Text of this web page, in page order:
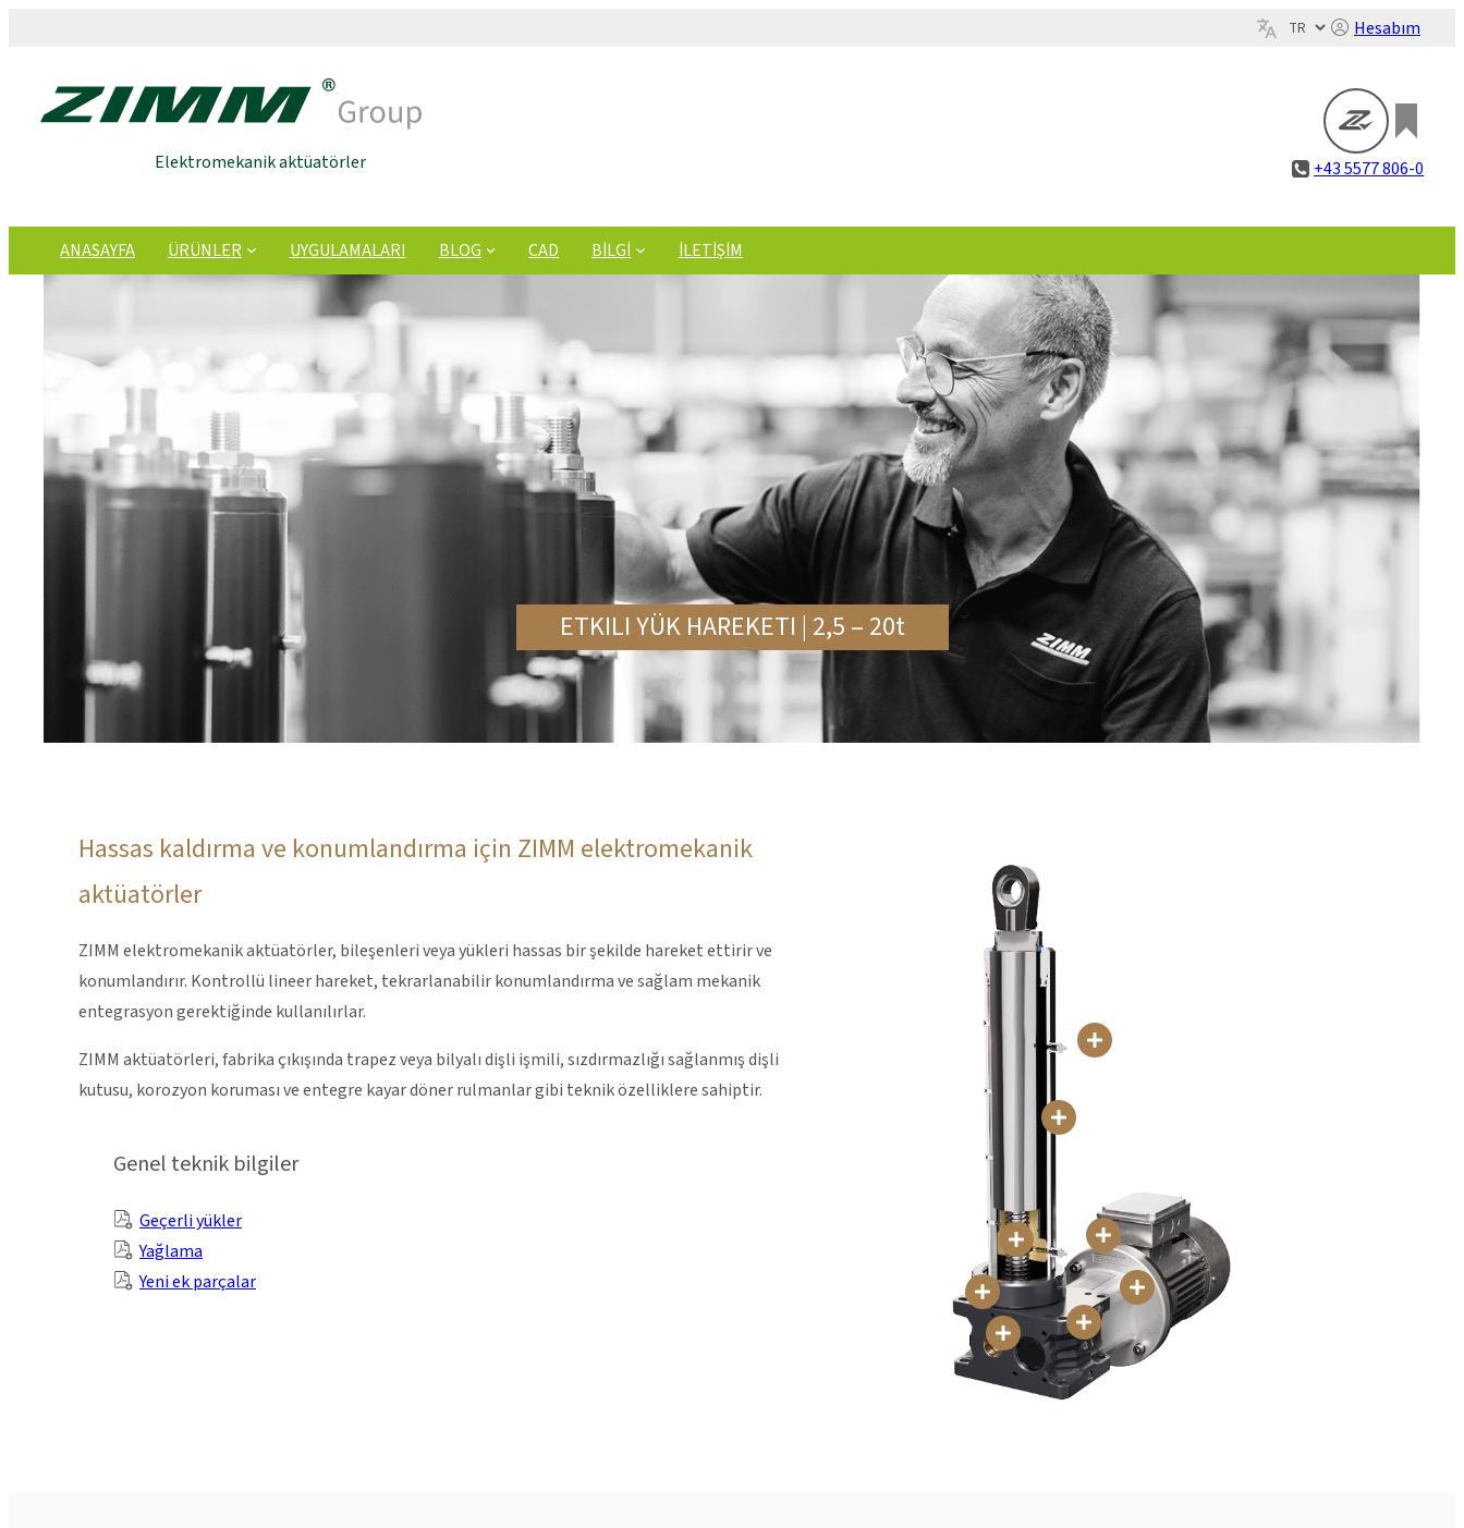
Hesabım
Elektromekanik aktüatörler +43 5577 806-0
ANASAYFA ÜRÜNLER UYGULAMALARI BLOG CAD BILGI İLETIŞIM
ETKILI YÜK HAREKETI | 2,5 – 20t
Hassas kaldırma ve konumlandırma için ZIMM elektromekanik
aktüatörler
ZIMM elektromekanik aktüatörler, bileşenleri veya yükleri hassas bir şekilde hareket ettirir ve
konumlandırır. Kontrollü lineer hareket, tekrarlanabilir konumlandırma ve sağlam mekanik
entegrasyon gerektiğinde kullanılırlar.
ZIMM aktüatörleri, fabrika çıkışında trapez veya bilyalı dişli işmili, sızdırmazlığı sağlanmış dişli
kutusu, korozyon koruması ve entegre kayar döner rulmanlar gibi teknik özelliklere sahiptir.
Genel teknik bilgiler
Geçerli yükler
Yağlama
Yeni ek parçalar